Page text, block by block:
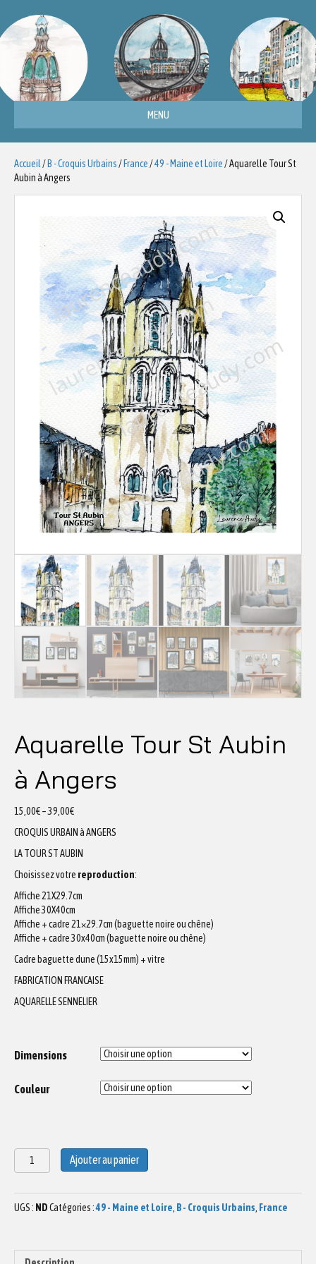
MENU
Accueil / B - Croquis Urbains / France /49 - Maine et Loire / Aquarelle Tour St
Aubin à Angers
Aquarelle Tour St Aubin
à Angers
15,00€–39,00€
CROQUIS URBAIN à ANGERS
LA TOUR ST AUBIN
Choisissez votre reproduction:
Affiche 21X29.7cm
Affiche 30X40cm
Affiche + cadre 21×29.7cm (baguette noire ou chêne)
Affiche + cadre 30x40cm (baguette noire ou chêne)
Cadre baguette dune (15x15mm) + vitre
FABRICATION FRANCAISE
AQUARELLE SENNELIER
Dimensions
Couleur
quantité
de
Tour
St
Angers
Ajouter au panier
UGS : NDCatégories :49 - Maine et Loire B - Croquis Urbains France